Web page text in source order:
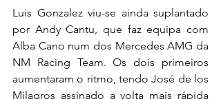
Luis Gonzalez viu-se ainda suplantado
por Andy Cantu, que faz equipa com
Alba Cano num dos Mercedes AMG da
NM Racing Team. Os dois primeiros
aumentaram o ritmo, tendo José de los
Milagros assinado a volta mais rápida